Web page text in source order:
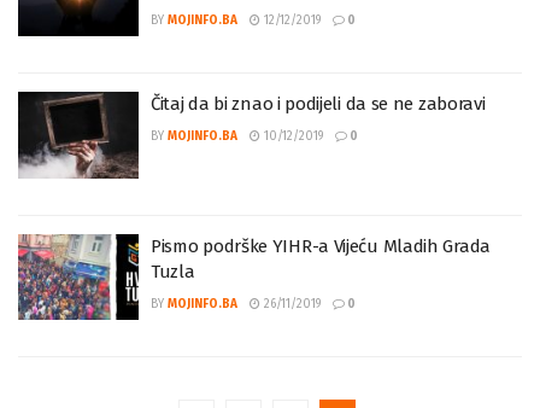
BY MOJINFO.BA 12/12/2019 0
Čitaj da bi znao i podijeli da se ne zaboravi
BY MOJINFO.BA 10/12/2019 0
Pismo podrške YIHR-a Vijeću Mladih Grada
Tuzla
BY MOJINFO.BA 26/11/2019 0